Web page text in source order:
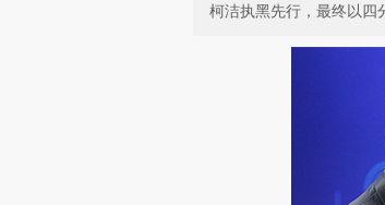
柯洁执黑先行，最终以四